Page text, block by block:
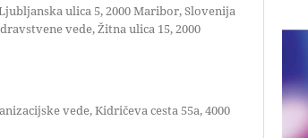
ulica 5, 2000 Maribor, Slovenija
vede, Žitna ulica 15, 2000
vede, Kidričeva cesta 55a, 4000